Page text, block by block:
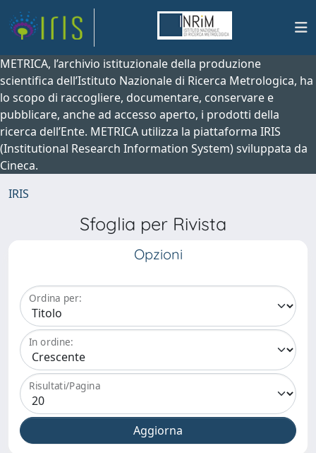
METRICA, l’archivio istituzionale della produzione
scientifica dell’Istituto Nazionale di Ricerca Metrologica, ha
lo scopo di raccogliere, documentare, conservare e
pubblicare, anche ad accesso aperto, i prodotti della
ricerca dell’Ente. METRICA utilizza la piattaforma IRIS
(Institutional Research Information System) sviluppata da
Cineca.
IRIS
Sfoglia per Rivista
Opzioni
Ordina per:
In ordine:
Risultati/Pagina